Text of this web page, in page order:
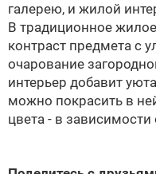
галерею, и жилой
В традиционное
контраст предмета с
очарование
интерьер добавит
можно покрасить в
цвета - в зависимости